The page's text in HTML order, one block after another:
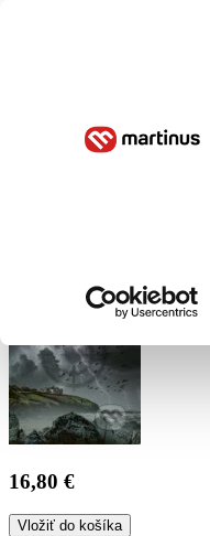
16,80 €
Vložiť do košíka